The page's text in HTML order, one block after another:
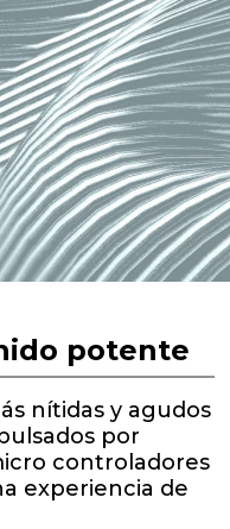
potente
nítidas y agudos
por
controladores
experiencia de